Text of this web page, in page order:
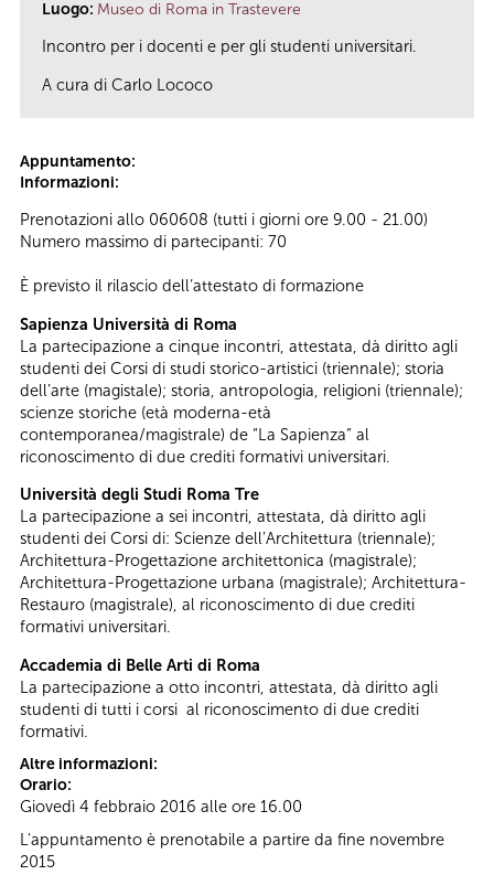
Luogo: Museo di Roma in Trastevere
Incontro per i docenti e per gli studenti universitari.
A cura di Carlo Lococo
Appuntamento:
Informazioni:
Prenotazioni allo 060608 (tutti i giorni ore 9.00 - 21.00)
Numero massimo di partecipanti: 70
È previsto il rilascio dell’attestato di formazione
Sapienza Università di Roma
La partecipazione a cinque incontri, attestata, dà diritto agli
studenti dei Corsi di studi storico-artistici (triennale); storia
dell’arte (magistale); storia, antropologia, religioni (triennale);
scienze storiche (età moderna-età
contemporanea/magistrale) de “La Sapienza” al
riconoscimento di due crediti formativi universitari.
Università degli Studi Roma Tre
La partecipazione a sei incontri, attestata, dà diritto agli
studenti dei Corsi di: Scienze dell’Architettura (triennale);
Architettura-Progettazione architettonica (magistrale);
Architettura-Progettazione urbana (magistrale); Architettura-
Restauro (magistrale), al riconoscimento di due crediti
formativi universitari.
Accademia di Belle Arti di Roma
La partecipazione a otto incontri, attestata, dà diritto agli
studenti di tutti i corsi al riconoscimento di due crediti
formativi.
Altre informazioni:
Orario:
Giovedì 4 febbraio 2016 alle ore 16.00
L'appuntamento è prenotabile a partire da fine novembre
2015